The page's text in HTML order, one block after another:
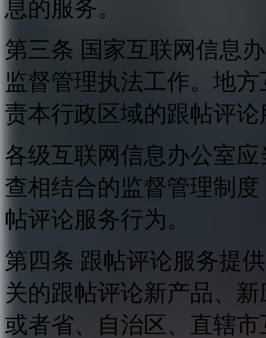
息的服务。
第三条 国家互联网信息
监督管理执法工作。地
责本行政区域的跟帖评
各级互联网信息办公室
查相结合的监督管理制
帖评论服务行为。
第四条 跟帖评论服务提
关的跟帖评论新产品、
或者省、自治区、直辖